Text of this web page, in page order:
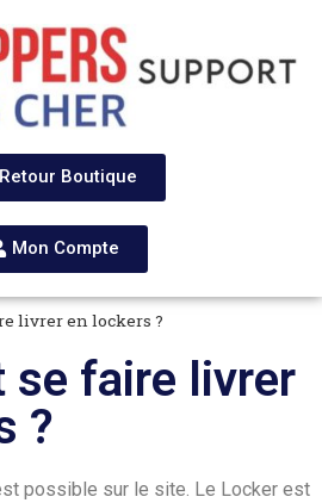
Retour Boutique
Mon Compte
livrer en lockers ?
se faire livrer
?
possible sur le site. Le Locker est